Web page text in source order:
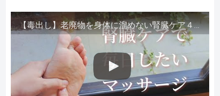
【毒出し】老廃物を身体に溜めない腎臓ケア４種をご紹介します。